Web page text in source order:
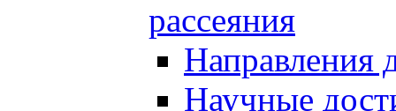
рассеяния
Направления
Научные